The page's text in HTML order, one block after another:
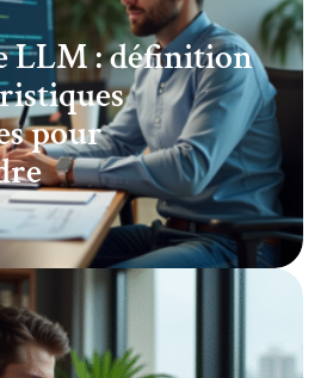
LLM : définition
pour